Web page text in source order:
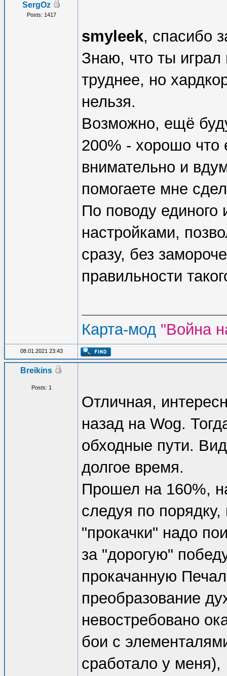
SergOz
Posts: 1417
smyleek, спасибо
Знаю, что ты
труднее, но
нельзя.
Возможно, ещё
200% - хорошо что
внимательно и
помогаете мне
По поводу единого
настройками,
сразу, без
правильности
Карта-мод "Война
08.01.2021 23:43
Breikins
Posts: 1
Отличная,
назад на Wog.
обходные пути.
долгое время.
Прошел на 160%,
следуя по
"прокачки" надо
за "дорогую"
прокачанную
преобразование
невостребовано
бои с
сработало у меня),